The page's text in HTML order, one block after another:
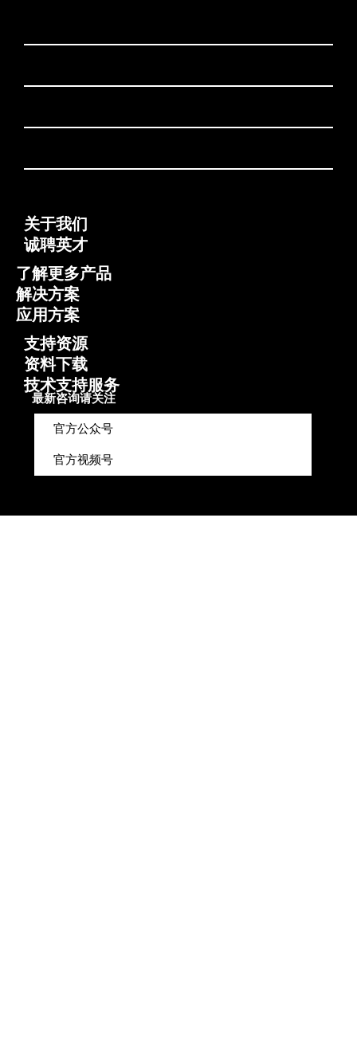
关于我们
诚聘英才
了解更多产品
解决方案
应用方案
支持资源
资料下载
技术支持服务
最新咨询请关注
官方公众号
官方视频号